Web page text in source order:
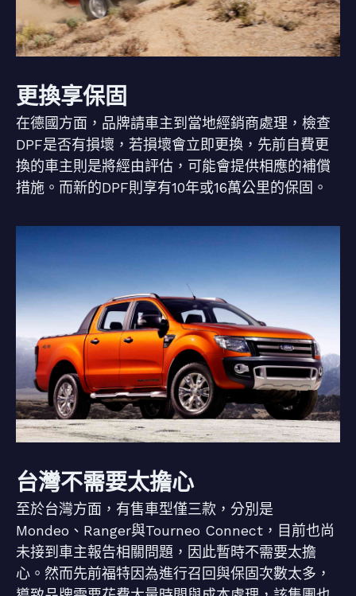
更換享保固
在德國方面，品牌請車主到當地經銷商處理，檢查
DPF是否有損壞，若損壞會立即更換，先前自費更
換的車主則是將經由評估，可能會提供相應的補償
措施。而新的DPF則享有10年或16萬公里的保固。
台灣不需要太擔心
至於台灣方面，有售車型僅三款，分別是
Mondeo、Ranger與Tourneo Connect，目前也尚
未接到車主報告相關問題，因此暫時不需要太擔
心。然而先前福特因為進行召回與保固次數太多，